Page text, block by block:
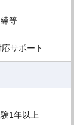
等
サポート
1年以上